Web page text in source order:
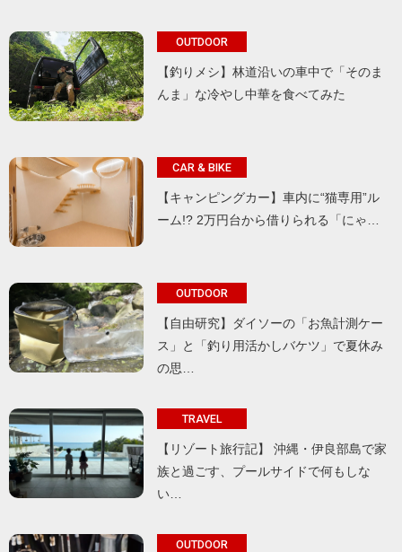
OUTDOOR
【釣りメシ】林道沿いの車中で「そのま
んま」な冷やし中華を食べてみた
CAR & BIKE
【キャンピングカー】車内に“猫専用”ル
ーム!? 2万円台から借りられる「にゃ…
OUTDOOR
【自由研究】ダイソーの「お魚計測ケー
ス」と「釣り用活かしバケツ」で夏休み
の思…
TRAVEL
【リゾート旅行記】 沖縄・伊良部島で家
族と過ごす、プールサイドで何もしな
い…
OUTDOOR